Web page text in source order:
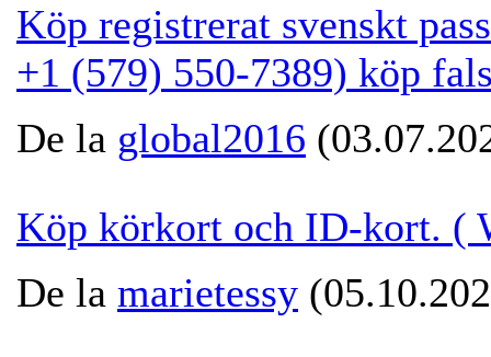
Köp registrerat svenskt
+1 (579) 550-7389) köp
De la global2016
Köp körkort och ID-kort. (
De la marietessy